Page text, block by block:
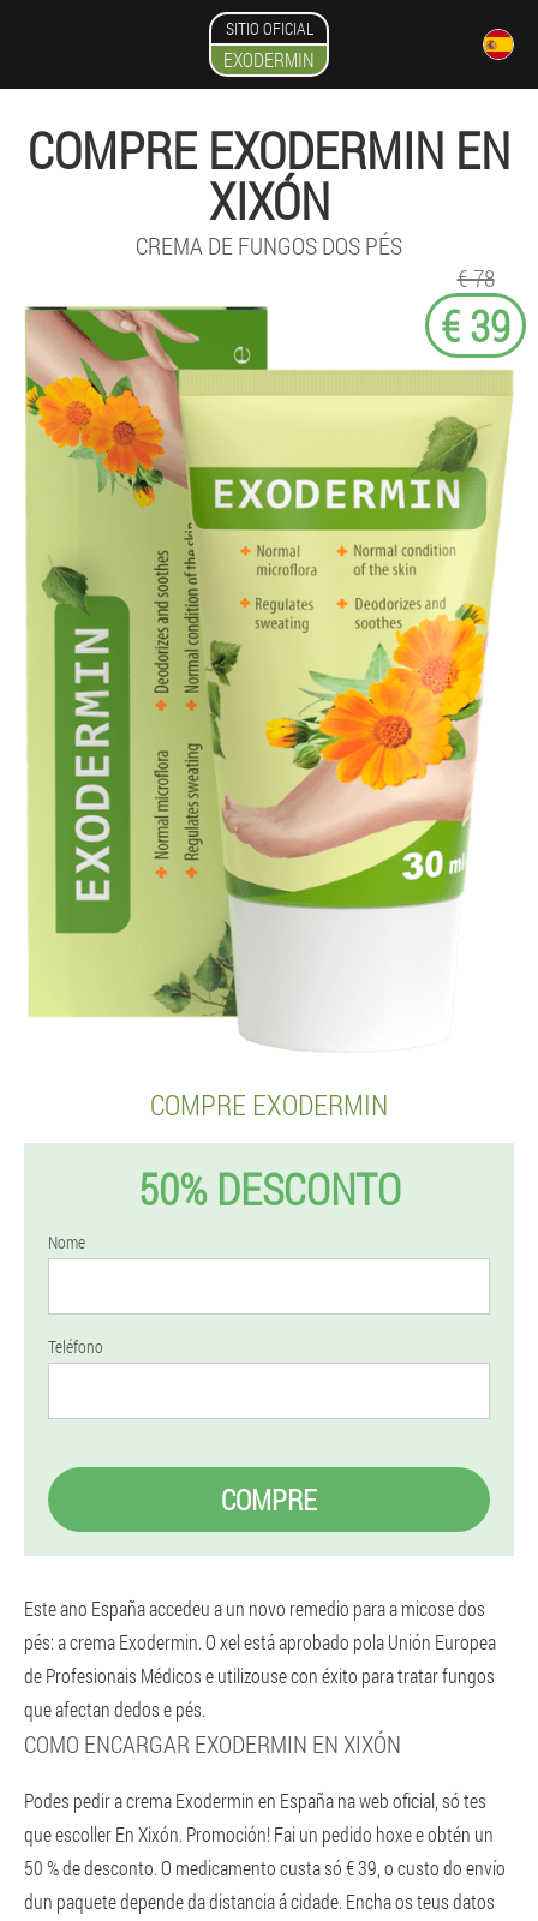
SITIO OFICIAL
EXODERMIN
COMPRE EXODERMIN EN
XIXÓN
CREMA DE FUNGOS DOS PÉS
€ 78
€ 39
COMPRE EXODERMIN
50% DESCONTO
Nome
Teléfono
COMPRE
Este ano España accedeu a un novo remedio para a micose dos
pés: a crema Exodermin. O xel está aprobado pola Unión Europea
de Profesionais Médicos e utilizouse con éxito para tratar fungos
que afectan dedos e pés.
COMO ENCARGAR EXODERMIN EN XIXÓN
Podes pedir a crema Exodermin en España na web oficial, só tes
que escoller En Xixón. Promoción! Fai un pedido hoxe e obtén un
50 % de desconto. O medicamento custa só € 39, o custo do envío
dun paquete depende da distancia á cidade. Encha os teus datos